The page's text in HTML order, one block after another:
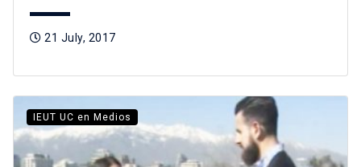
21 July, 2017
IEUT UC en Medios